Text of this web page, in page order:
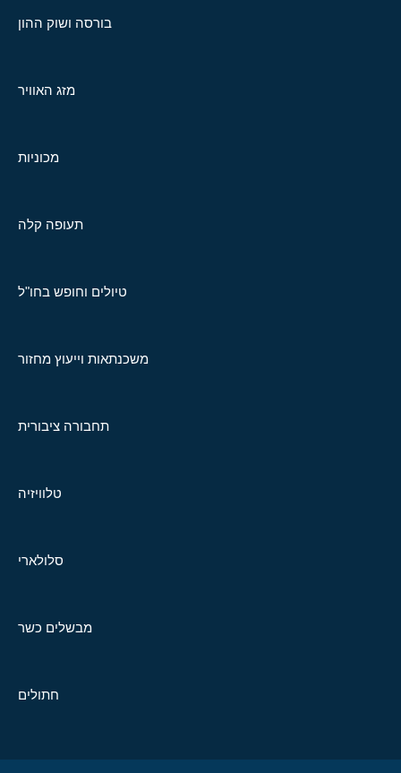
בורסה ושוק ההון
מזג האוויר
מכוניות
תעופה קלה
טיולים וחופש בחו"ל
משכנתאות וייעוץ מחזור
תחבורה ציבורית
טלוויזיה
סלולארי
מבשלים כשר
חתולים